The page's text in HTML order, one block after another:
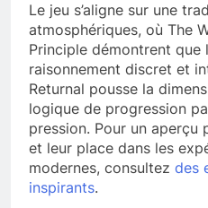
Le jeu s’aligne sur une
atmosphériques, où The
Principle démontrent que
raisonnement discret et
Returnal pousse la
logique de progression
pression. Pour un aperçu
et leur place dans les
modernes, consultez des
inspirants.